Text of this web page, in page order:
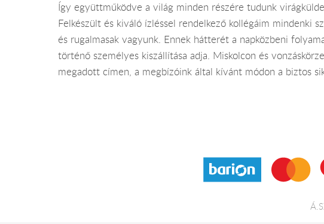
Így együttműködve a világ minden részére tudunk
Felkészült és kiváló ízléssel rendelkező kollégáim mindenki
és rugalmasak vagyunk. Ennek hátterét a napközbeni
történő személyes kiszállítása adja. Miskolcon és
megadott címen, a megbízóink által kívánt módon a biztos